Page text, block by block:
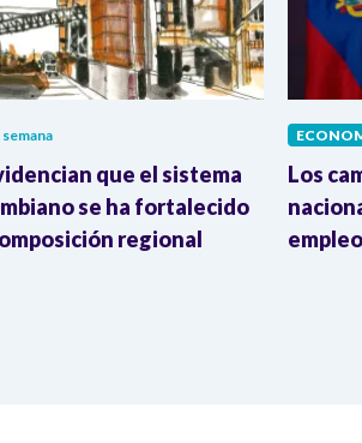
semana
que el sistema
se ha fortalecido
regional
Los
empleo